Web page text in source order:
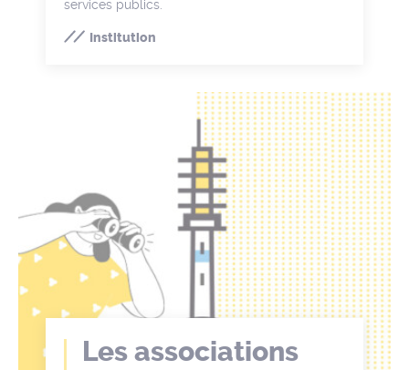
services publics.
Institution
Les associations